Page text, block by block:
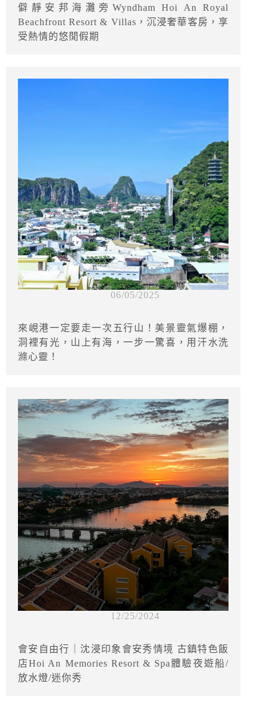
僻靜安邦海灘旁Wyndham Hoi An Royal
Beachfront Resort & Villas，沉浸奢華客房，享
受熱情的悠閒假期
06/05/2025
來峴港一定要走一次五行山！美景靈氣爆棚，
洞裡有光，山上有海，一步一驚喜，用汗水洗
滌心靈！
12/25/2024
會安自由行｜沈浸印象會安秀情境 古鎮特色飯
店Hoi An Memories Resort & Spa體驗夜遊船/
放水燈/迷你秀